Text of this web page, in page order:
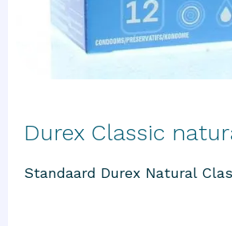
Durex Classic
Standaard Durex Natural